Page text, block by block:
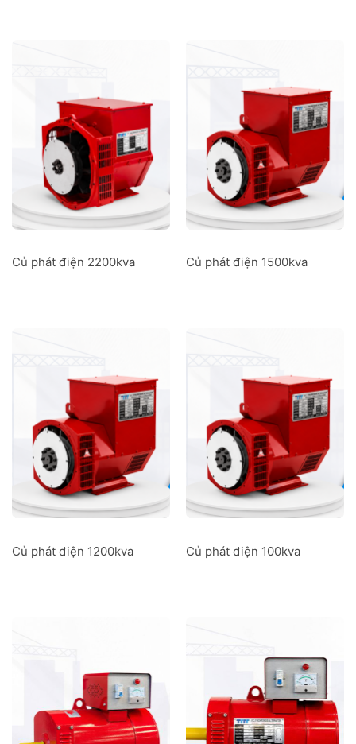
Củ phát điện 2200kva Củ phát điện 1500kva
Củ phát điện 1200kva Củ phát điện 100kva